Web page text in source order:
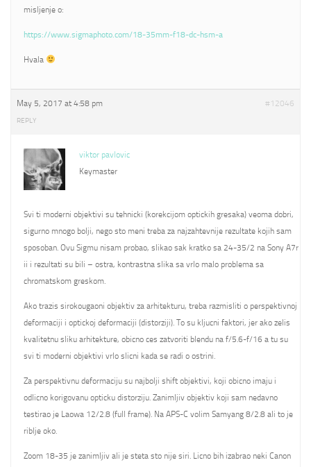
misljenje o:
https://www.sigmaphoto.com/18-35mm-f18-dc-hsm-a
Hvala
May 5, 2017 at 4:58 pm #12046
REPLY
viktor pavlovic
Keymaster
Svi ti moderni objektivi su tehnicki (korekcijom optickih gresaka) veoma dobri,
sigurno mnogo bolji, nego sto meni treba za najzahtevnije rezultate kojih sam
sposoban. Ovu Sigmu nisam probao, slikao sak kratko sa 24-35/2 na Sony A7r
ii i rezultati su bili – ostra, kontrastna slika sa vrlo malo problema sa
chromatskom greskom.
Ako trazis sirokougaoni objektiv za arhitekturu, treba razmisliti o perspektivnoj
deformaciji i optickoj deformaciji (distorziji). To su kljucni faktori, jer ako zelis
kvalitetnu sliku arhitekture, obicno ces zatvoriti blendu na f/5.6-f/16 a tu su
svi ti moderni objektivi vrlo slicni kada se radi o ostrini.
Za perspektivnu deformaciju su najbolji shift objektivi, koji obicno imaju i
odlicno korigovanu opticku distorziju. Zanimljiv objektiv koji sam nedavno
testirao je Laowa 12/2.8 (full frame). Na APS-C volim Samyang 8/2.8 ali to je
riblje oko.
Zoom 18-35 je zanimljiv ali je steta sto nije siri. Licno bih izabrao neki Canon